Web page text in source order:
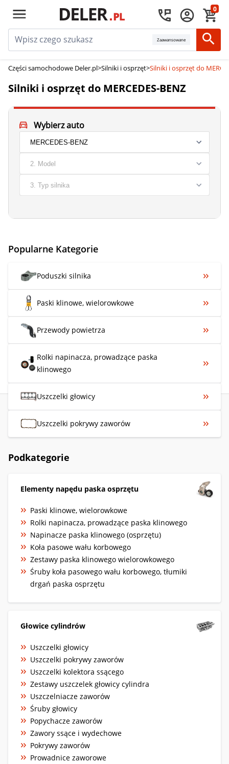
0
Zaawansowane
Części samochodowe Deler.pl>Silniki i osprzęt>Silniki i osprzęt do
Silniki i osprzęt do MERCEDES-BENZ
Wybierz auto
Popularne Kategorie
Poduszki silnika
Paski klinowe, wielorowkowe
Przewody powietrza
Rolki napinacza, prowadzące paska
klinowego
Uszczelki głowicy
Uszczelki pokrywy zaworów
Podkategorie
Elementy napędu paska osprzętu
Paski klinowe, wielorowkowe
Rolki napinacza, prowadzące paska klinowego
Napinacze paska klinowego (osprzętu)
Koła pasowe wału korbowego
Zestawy paska klinowego wielorowkowego
Śruby koła pasowego wału korbowego, tłumiki
drgań paska osprzętu
Głowice cylindrów
Uszczelki głowicy
Uszczelki pokrywy zaworów
Uszczelki kolektora ssącego
Zestawy uszczelek głowicy cylindra
Uszczelniacze zaworów
Śruby głowicy
Popychacze zaworów
Zawory ssące i wydechowe
Pokrywy zaworów
Prowadnice zaworowe